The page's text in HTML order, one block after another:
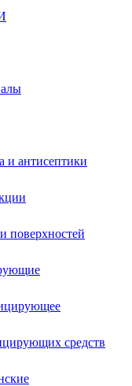
и антисептики
поверхностей
средств